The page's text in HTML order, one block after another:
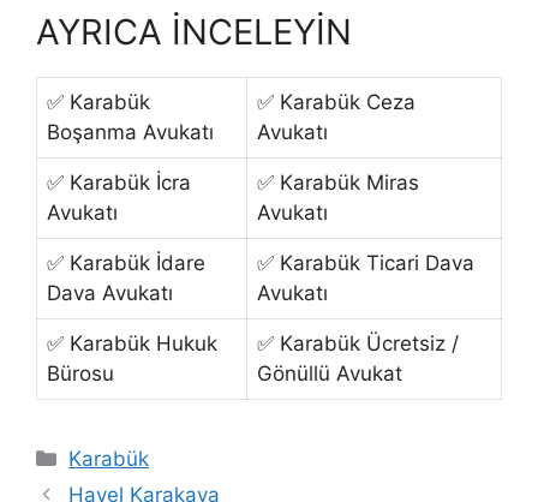
AYRICA İNCELEYİN
✅ Karabük
Boşanma Avukatı
✅ Karabük Ceza
Avukatı
✅ Karabük İcra
Avukatı
✅ Karabük Miras
Avukatı
✅ Karabük İdare
Dava Avukatı
✅ Karabük Ticari Dava
Avukatı
✅ Karabük Hukuk
Bürosu
✅ Karabük Ücretsiz /
Gönüllü Avukat
Kategoriler
Karabük
Hayel Karakaya